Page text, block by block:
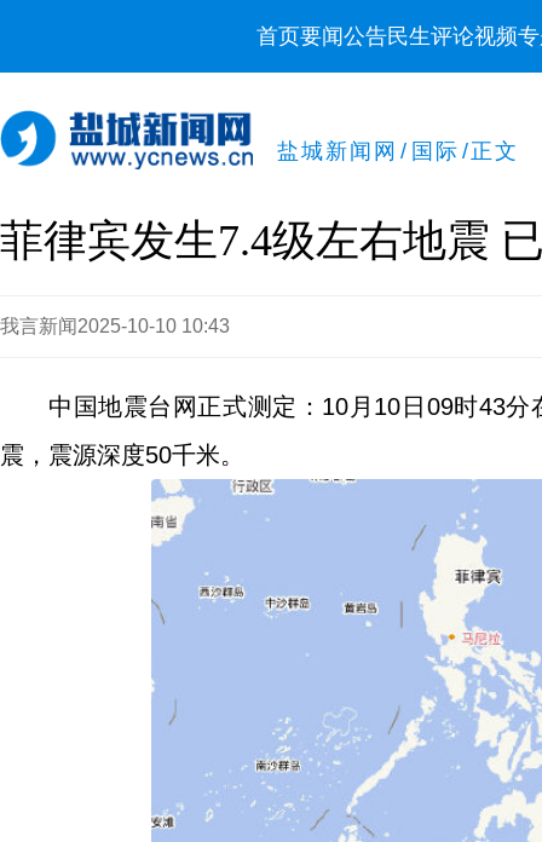
首页要闻公告民生评论视频
盐城新闻网 / 国际 /正文
菲律宾发生7.4级左右地震
我言新闻 2025-10-10 10:43
中国地震台网正式测定：10月10日09时43
震，震源深度50千米。